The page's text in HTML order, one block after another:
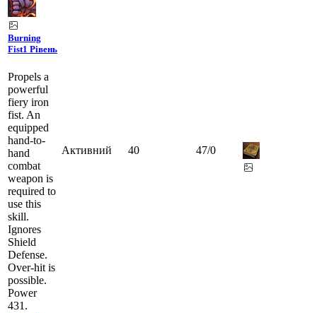
Burning
Fist1 Рівень
Propels a
powerful
fiery iron
fist. An
equipped
hand-to-
hand
combat
weapon is
required to
use this
skill.
Ignores
Shield
Defense.
Over-hit is
possible.
Power
431.
Активний 40 47/0